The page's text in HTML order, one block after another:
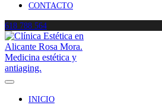
CONTACTO
618 788 564
INICIO